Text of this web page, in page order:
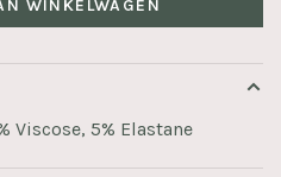
WINKELWAGEN
Viscose, 5% Elastane